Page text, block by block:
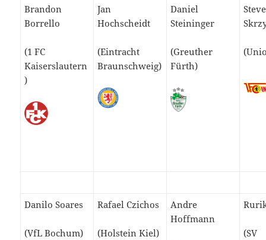
Brandon
Borrello
(1 FC
Kaiserslautern
)
Jan
Hochscheidt
(Eintracht
Braunschweig)
Daniel
Steininger
(Greuther
Fürth)
Danilo Soares
(VfL Bochum)
Rafael Czichos
(Holstein Kiel)
Andre
Hoffmann
(SV